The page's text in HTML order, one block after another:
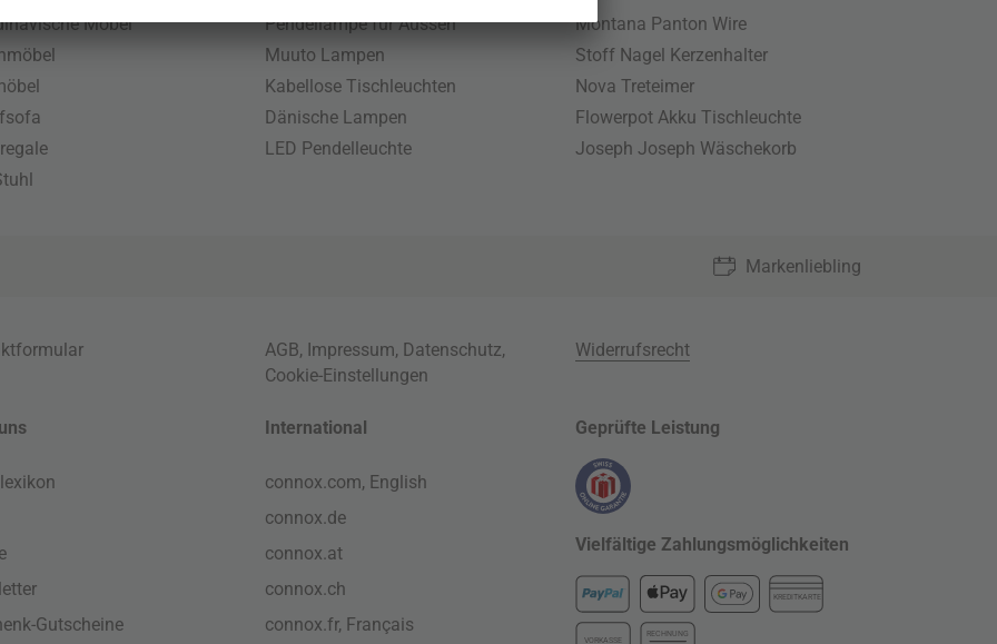
Möbel
Pendellampe für Aussen
Muuto Lampen
Kabellose Tischleuchten
Dänische Lampen
LED Pendelleuchte
Montana Panton Wire
Stoff Nagel Kerzenhalter
Nova Treteimer
Flowerpot Akku Tischleuchte
Joseph Joseph Wäschekorb
Markenliebling
AGB, Impressum, Datenschutz,
Cookie-Einstellungen
Widerrufsrecht
Gutscheine
International
connox.com, English
connox.de
connox.at
connox.ch
connox.fr, Français
Geprüfte Leistung
Vielfältige Zahlungsmöglichkeiten
KREDITKARTE
VORKASSE
RECHNUNG